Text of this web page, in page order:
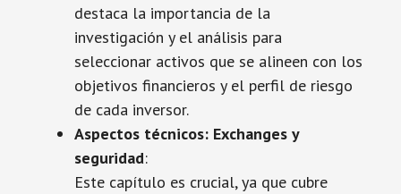
destaca la importancia de la
investigación y el análisis para
seleccionar activos que se alineen con los
objetivos financieros y el perfil de riesgo
de cada inversor.
Aspectos técnicos: Exchanges y
seguridad:
Este capítulo es crucial, ya que cubre